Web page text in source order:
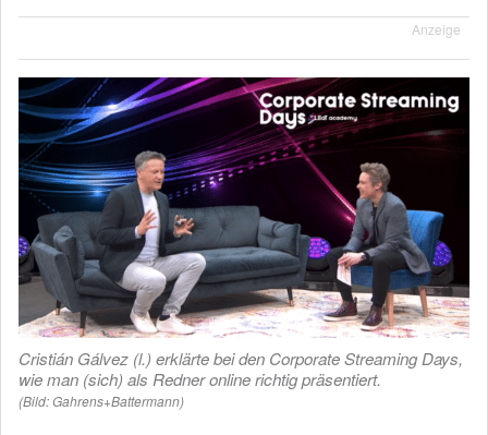
Anzeige
Cristián Gálvez (l.) erklärte bei den Corporate Streaming Days,
wie man (sich) als Redner online richtig präsentiert.
(Bild: Gahrens+Battermann)